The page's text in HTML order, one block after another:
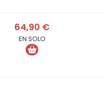
64,90 €
EN SOLO